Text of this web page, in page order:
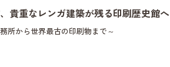
貴重なレンガ建築が残る印刷歴史館へ
所から世界最古の印刷物まで～